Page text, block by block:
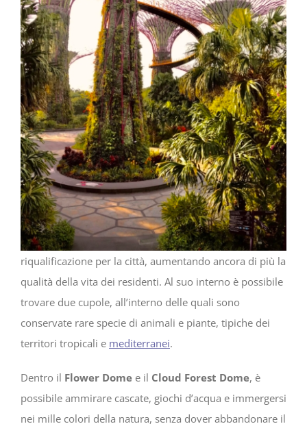
riqualificazione per la città, aumentando ancora di più la
qualità della vita dei residenti. Al suo interno è possibile
trovare due cupole, all’interno delle quali sono
conservate rare specie di animali e piante, tipiche dei
territori tropicali e mediterranei.
Dentro il Flower Dome e il Cloud Forest Dome, è
possibile ammirare cascate, giochi d’acqua e immergersi
nei mille colori della natura, senza dover abbandonare il